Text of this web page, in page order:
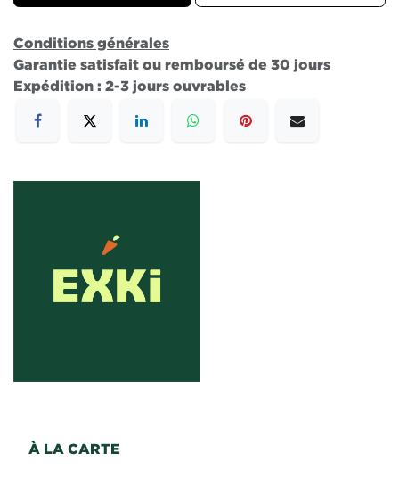
Conditions générales
Garantie satisfait ou remboursé de 30 jours
Expédition : 2-3 jours ouvrables
À LA CARTE